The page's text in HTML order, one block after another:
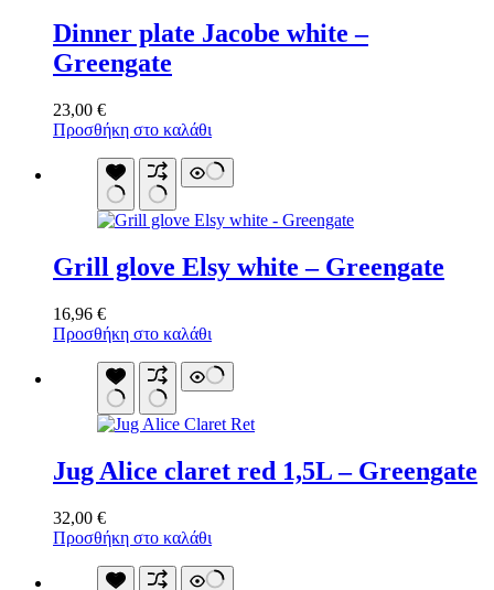
Dinner plate Jacobe white –
Greengate
23,00 €
Προσθήκη στο καλάθι
Grill glove Elsy white – Greengate
16,96 €
Προσθήκη στο καλάθι
Jug Alice claret red 1,5L – Greengate
32,00 €
Προσθήκη στο καλάθι